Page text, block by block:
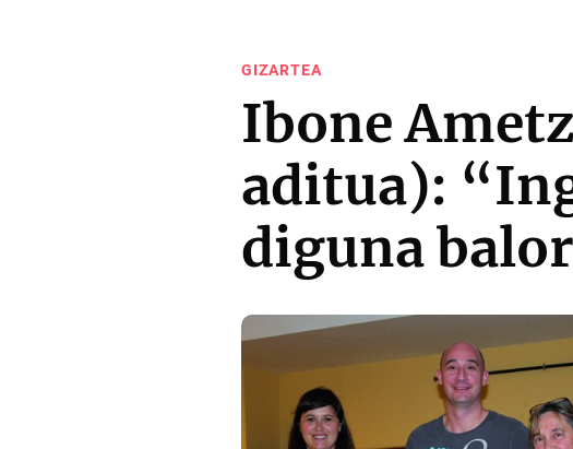
GIZARTEA
Ibone
aditua):
diguna